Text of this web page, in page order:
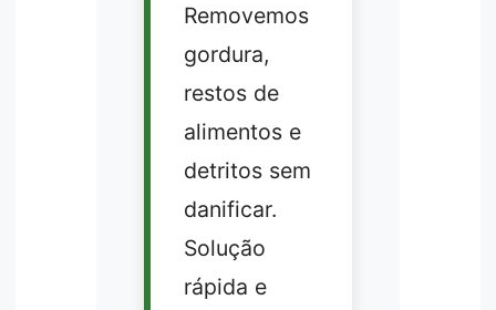
Removemos
gordura,
restos de
alimentos e
detritos sem
danificar.
Solução
rápida e